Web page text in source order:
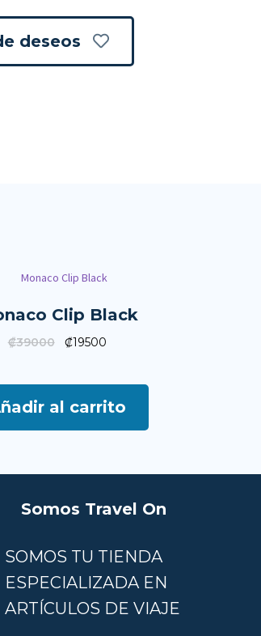
deseos
Clip Black
₡39000 ₡19500
al carrito
Somos Travel On
SOMOS TU TIENDA
ESPECIALIZADA EN
ARTÍCULOS DE VIAJE